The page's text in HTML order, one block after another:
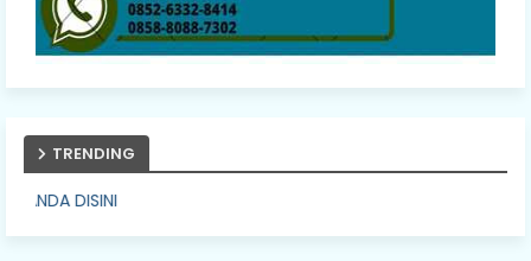
TRENDING